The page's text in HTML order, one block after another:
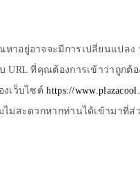
าอยู่อาจจะมีการเปลี่ยนแปลง
URL ที่คุณต้องการเข้าว่าถูกต้อ
งเว็บไซต์https://
ไม่สะดวกหากท่านได้เข้ามาที่